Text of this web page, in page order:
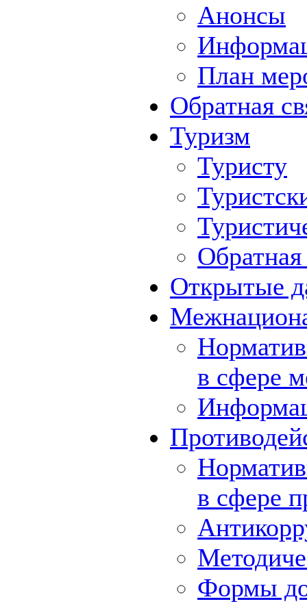
Анонсы
План
Обратная
Туризм
Туристу
Обратная
Открытые
в сфере
в сфере
Формы